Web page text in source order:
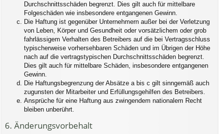
Durchschnittsschäden begrenzt. Dies gilt auch für mittelbare
Folgeschäden wie insbesondere entgangenen Gewinn.
Die Haftung ist gegenüber Unternehmern außer bei der Verletzung
von Leben, Körper und Gesundheit oder vorsätzlichem oder grob
fahrlässigem Verhalten des Betreibers auf die bei Vertragsschluss
typischerweise vorhersehbaren Schäden und im Übrigen der Höhe
nach auf die vertragstypischen Durchschnittsschäden begrenzt.
Dies gilt auch für mittelbare Schäden, insbesondere entgangenen
Gewinn.
Die Haftungsbegrenzung der Absätze a bis c gilt sinngemäß auch
zugunsten der Mitarbeiter und Erfüllungsgehilfen des Betreibers.
Ansprüche für eine Haftung aus zwingendem nationalem Recht
bleiben unberührt.
6. Änderungsvorbehalt